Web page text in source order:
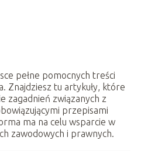
pełne pomocnych treści
Znajdziesz tu artykuły, które
zagadnień związanych z
przepisami
ma na celu wsparcie w
zawodowych i prawnych.